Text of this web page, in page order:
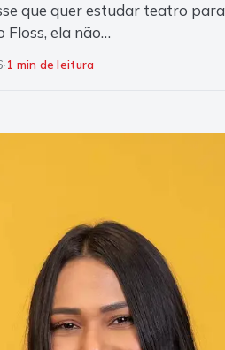
que quer estudar teatro
Floss, ela não…
·1 min de leitura